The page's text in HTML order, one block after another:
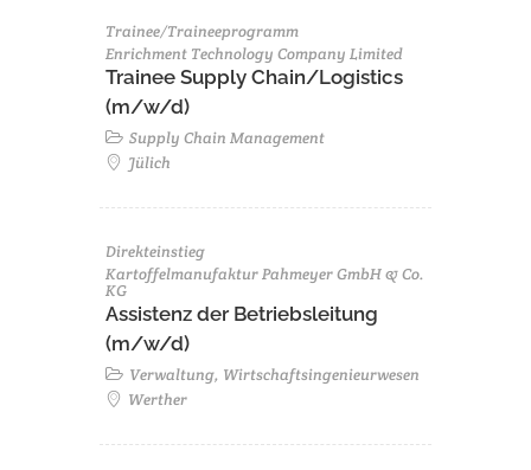
Trainee/Traineeprogramm
Enrichment Technology Company Limited
Trainee Supply Chain/Logistics
(m/w/d)
Supply Chain Management
Jülich
Direkteinstieg
Kartoffelmanufaktur Pahmeyer GmbH & Co.
KG
Assistenz der Betriebsleitung
(m/w/d)
Verwaltung, Wirtschaftsingenieurwesen
Werther